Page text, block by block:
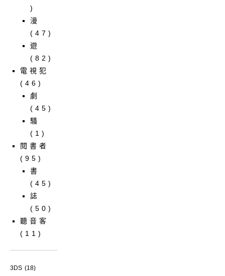
)
漫
(47)
遊
(82)
電視犯
(46)
劇
(45)
騷
(1)
閱書者
(95)
書
(45)
誌
(50)
聽音客
(11)
3DS (18)